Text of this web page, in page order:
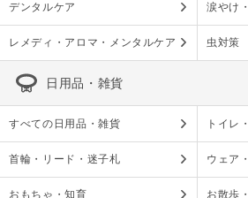
デンタルケア 涙やけ
レメディ・アロマ・メンタルケア 虫対策
日用品・雑貨
すべての日用品・雑貨 トイレ
首輪・リード・迷子札 ウェア
おもちゃ・知育 お散歩